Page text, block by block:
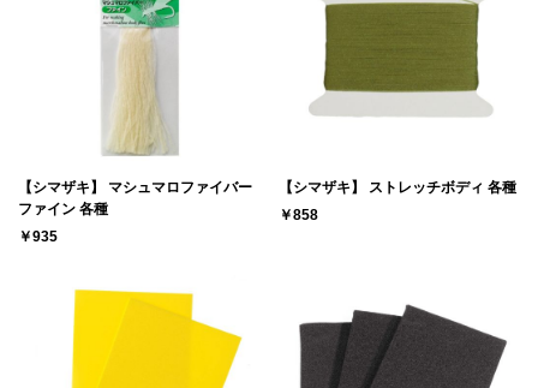
【シマザキ】 マシュマロファイバー
ファイン 各種
￥935
【シマザキ】 ストレッチボディ 各種
￥858